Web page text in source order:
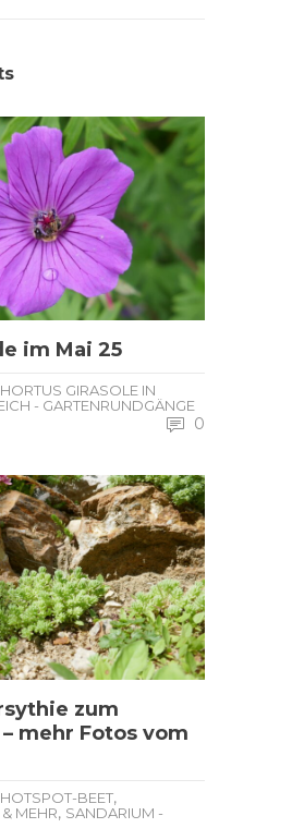
im Mai 25
HORTUS GIRASOLE IN
- GARTENRUNDGÄNGE
0
zum
mehr Fotos vom
HOTSPOT-BEET,
MEHR, SANDARIUM -